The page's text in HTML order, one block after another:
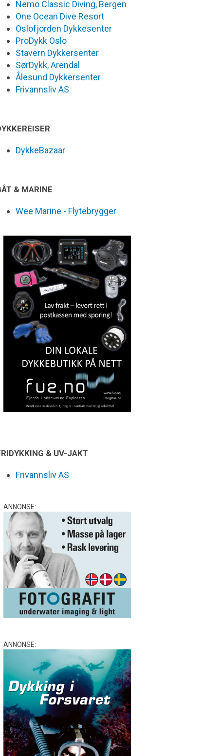
Nemo Classic Diving, Bergen
One Ocean Dive Resort
Oslofjorden Dykkesenter
ProDykk Oslo
Stavern Dykkersenter
SørDykk, Arendal
Ålesund Dykkersenter
Frivannsliv AS
DykkeBazaar
& MARINE
Wee Marine - Flytebrygger
& UV-JAKT
Frivannsliv AS
ANNONSE:
ANNONSE: